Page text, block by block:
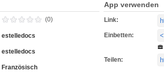
(0)
estelledocs
estelledocs
Französisch
App verwenden
Link:
Einbetten:
Teilen: